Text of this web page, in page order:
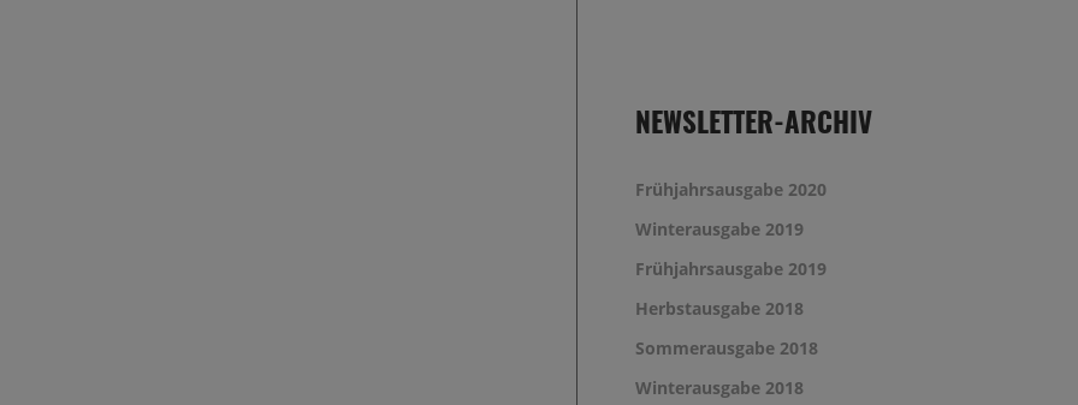
NEWSLETTER-ARCHIV
Frühjahrsausgabe 2020
Winterausgabe 2019
Frühjahrsausgabe 2019
Herbstausgabe 2018
Sommerausgabe 2018
Winterausgabe 2018